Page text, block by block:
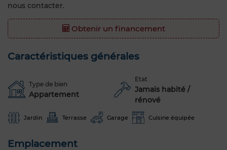
nous contacter.
Obtenir un financement
Caractéristiques générales
Type de bien
Appartement
Etat
Jamais habité /
rénové
Jardin Terrasse Garage Cuisine équipée
Emplacement